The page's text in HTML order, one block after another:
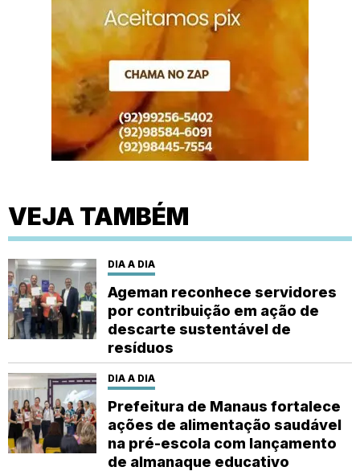
VEJA TAMBÉM
DIA A DIA
Ageman reconhece servidores
por contribuição em ação de
descarte sustentável de
resíduos
DIA A DIA
Prefeitura de Manaus fortalece
ações de alimentação saudável
na pré-escola com lançamento
de almanaque educativo